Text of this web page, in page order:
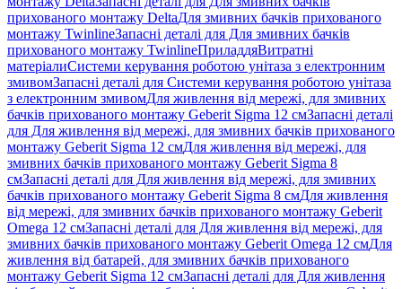
прихованого монтажу DeltaДля змивних бачків прихованого
монтажу TwinlineЗапасні деталі для Для змивних бачків
прихованого монтажу TwinlineПриладдяВитратні
матеріалиСистеми керування роботою унітаза з електронним
змивомЗапасні деталі для Системи керування роботою унітаза
з електронним змивомДля живлення від мережі, для змивних
бачків прихованого монтажу Geberit Sigma 12 смЗапасні деталі
для Для живлення від мережі, для змивних бачків прихованого
монтажу Geberit Sigma 12 смДля живлення від мережі, для
змивних бачків прихованого монтажу Geberit Sigma 8
смЗапасні деталі для Для живлення від мережі, для змивних
бачків прихованого монтажу Geberit Sigma 8 смДля живлення
від мережі, для змивних бачків прихованого монтажу Geberit
Omega 12 смЗапасні деталі для Для живлення від мережі, для
змивних бачків прихованого монтажу Geberit Omega 12 смДля
живлення від батарей, для змивних бачків прихованого
монтажу Geberit Sigma 12 смЗапасні деталі для Для живлення